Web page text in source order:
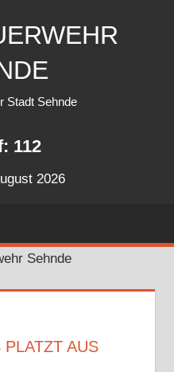
Stadt Sehnde
112
2026
AUS